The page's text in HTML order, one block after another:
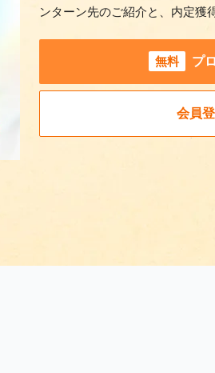
ンターン先のご紹介と、内定獲
無料 プ
会員